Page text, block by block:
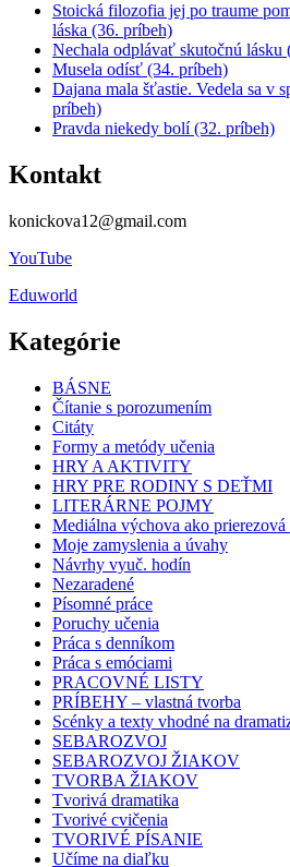
Stoická filozofia jej po traume
láska (36. príbeh)
Nechala odplávať skutočnú lásku
Musela odísť (34. príbeh)
Dajana mala šťastie. Vedela sa v
príbeh)
Pravda niekedy bolí (32. príbeh)
Kontakt
konickova12@gmail.com
YouTube
Eduworld
Kategórie
BÁSNE
Čítanie s porozumením
Citáty
Formy a metódy učenia
HRY A AKTIVITY
HRY PRE RODINY S DEŤMI
LITERÁRNE POJMY
Mediálna výchova ako prierezová
Moje zamyslenia a úvahy
Návrhy vyuč. hodín
Nezaradené
Písomné práce
Poruchy učenia
Práca s denníkom
Práca s emóciami
PRACOVNÉ LISTY
PRÍBEHY – vlastná tvorba
Scénky a texty vhodné na
SEBAROZVOJ
SEBAROZVOJ ŽIAKOV
TVORBA ŽIAKOV
Tvorivá dramatika
Tvorivé cvičenia
TVORIVÉ PÍSANIE
Učíme na diaľku